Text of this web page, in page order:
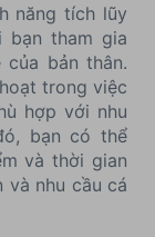
năng tích lũy
bạn tham gia
bản thân.
trong việc
hợp với nhu
bạn có thể
và thời gian
và nhu cầu cá